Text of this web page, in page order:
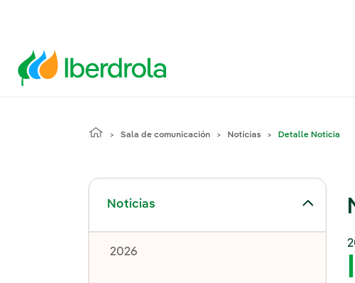
Sala de comunicación Noticias Detalle Noticia
Noticias
Alternar el submenú para Noticias
2026